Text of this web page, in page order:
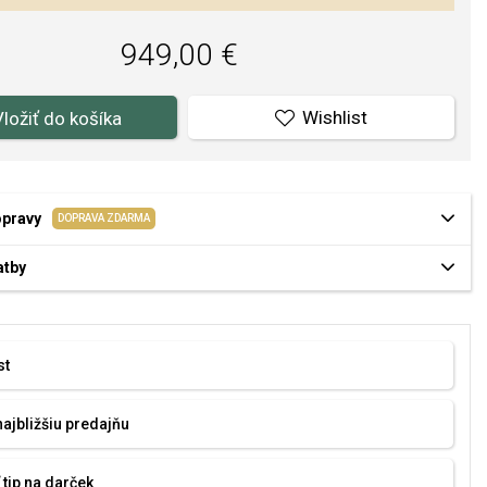
949,00 €
do košíka Wishlist
DOPRAVA ZDARMA
predajňu
na darček